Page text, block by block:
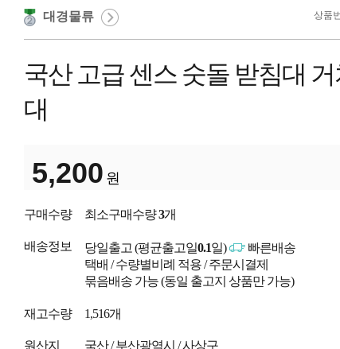
상품
대경물류
국산 고급 센스 숫돌 받침대
대
5,200 원
구매수량 최소구매수량3개
배송정보 당일출고 (평균출고일0.1일)
빠른배송
택배 / 수량별비례 적용 / 주문시결제
묶음배송 가능 (동일 출고지 상품만 가능)
재고수량 1,516개
원산지 국산 / 부산광역시 / 사상구